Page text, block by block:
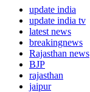
update india
update india tv
latest news
breakingnews
Rajasthan news
BJP
rajasthan
jaipur